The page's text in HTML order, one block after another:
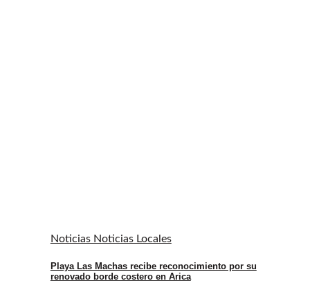
Noticias Noticias Locales
Playa Las Machas recibe reconocimiento por su
renovado borde costero en Arica